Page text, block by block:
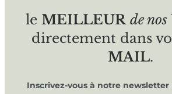
le MEILLEUR de nos
directement dans
MAIL.
Inscrivez-vous à notre